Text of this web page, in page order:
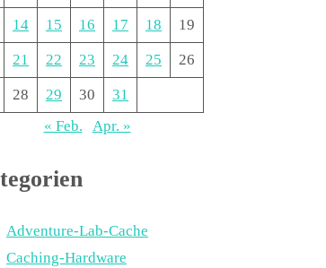
14 15 16 17 18 19
21 22 23 24 25 26
28 29 30
31
« Feb.
Apr. »
Adventure-Lab-Cache
Caching-Hardware